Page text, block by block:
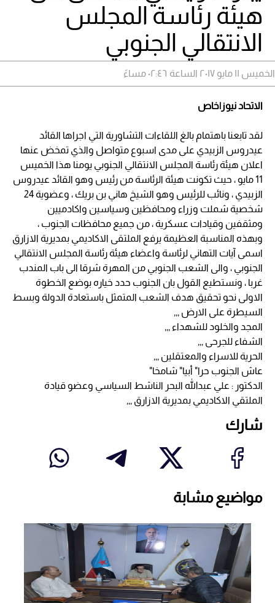
هيئة رئاسة المجلس
الانتقالي الجنوبي
الخميس ١١ مايو ٢٠١٧ الساعة ٠٢:٤٦ مساءً
الاتحاد نيوز|خاص
لقد تابعنا باهتمام بالغ اللقاءات التشاورية التي اجراها القائد
عيدروس الزبيدي على مدى اسبوع متواصل والذي تمخض عنها
اعلان هيئة رئاسة المجلس الانتقالي الجنوبي يومنا هذا الخميس
11 مايو ، حيث تكونت هيئة الرئاسة من رئيس وهو القائد عيدروس
الزبيدي ، ونائب للرئيس وهو الشيخ هاني بن بريك ، وعضوية 24
شخصية شملت وزراء ومحافظين وسياسين واكادميين
ومثقفين وقيادات عسكرية ، من جميع محافظات الجنوب ،
وبهذه المناسبة العظيمة يرفع الملتقى الاكاديمي بمديرية الازارق
اسمى آيات التهاني لرئاسة واعضاء هيئة رئاسة المجلس الانتقالي
الجنوبي ، والى الشعب الجنوبي من المهرة شرقا الى باب المندب
غربا ، ونستطيع القول بان الجنوب حدد خياره بوضع الخطوة
الاولى نحو تحقيق هدف الشعب المتمثل باستعادة الدولة وبسط
السيطرة على الارض ,,,
المجد والخلود للشهداء ,,,
الشفاء للجرحى ,,,
الحرية للاسراء والمعتقلين ,,,
عاش الجنوب حرا" أبيا" شامخا"
الدكتور : علي عبدالله البحر الناشط السياسي وعضو قيادة
الملتقي الاكاديمي بمديرية الازارق ,,,
شارك
مواضيع مشابة